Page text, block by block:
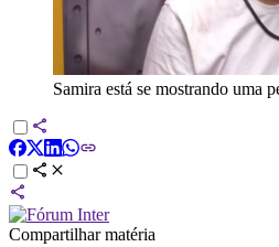
Samira está se mostrando uma
Compartilhar matéria